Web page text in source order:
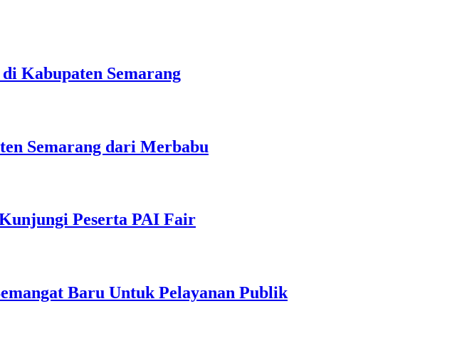
Kabupaten Semarang
Semarang dari Merbabu
Peserta PAI Fair
Baru Untuk Pelayanan Publik